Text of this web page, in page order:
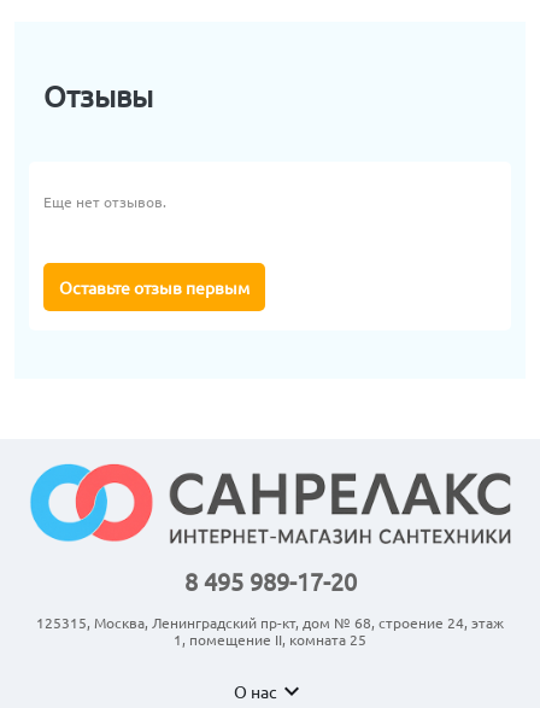
Отзывы
Еще нет отзывов.
Оставьте отзыв первым
8 495 989-17-20
125315, Москва, Ленинградский пр-кт, дом № 68, строение 24, этаж
1, помещение II, комната 25
О нас expand_more